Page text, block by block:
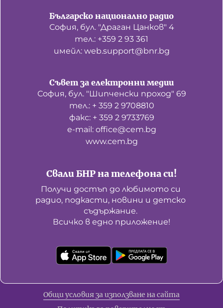
Българско национално радио
София, бул. "Драган Цанков" 4
тел.: +359 2 93 361
имейл: web.support@bnr.bg
Свали БНР на телефона си!
Получи достъп до любимото си
радио, подкасти, новини и детско
съдържание.
Всичко в едно приложение!
Съвет за електронни медии
София, бул. "Шипченски проход" 69
тел.: + 359 2 9708810
факс: + 359 2 9733769
е-mail: office@cem.bg
www.cem.bg
Общи условия за използване на сайта